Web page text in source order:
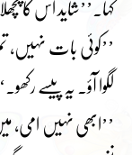
کہا۔’’شاید اس کا
’’کوئی بات نہیں،
لگوا آؤ۔ یہ پیسے
’’ابھی نہیں امی،